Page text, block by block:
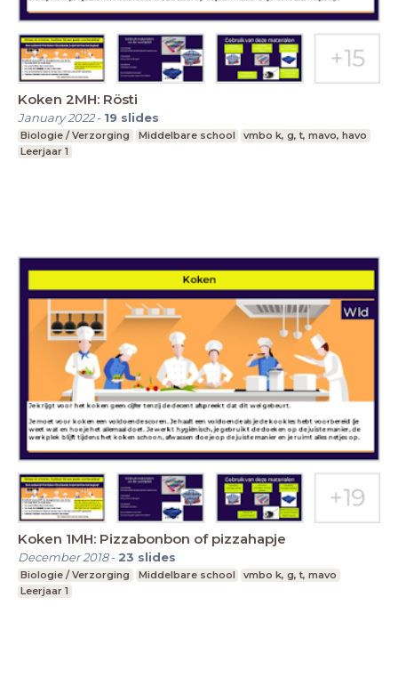
Koken 2MH: Rösti
January 2022- 19 slides
Biologie / Verzorging Middelbare school
vmbo k, g, t, mavo, havo
Leerjaar 1
Koken 1MH: Pizzabonbon of pizzahapje
December 2018- 23 slides
Biologie / Verzorging Middelbare school
vmbo k, g, t, mavo
Leerjaar 1